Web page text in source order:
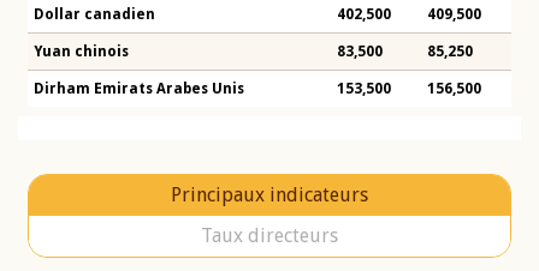
Dollar canadien 402,500 409,500
Yuan chinois 83,500 85,250
Dirham Emirats Arabes Unis 153,500 156,500
Principaux indicateurs
Taux directeurs